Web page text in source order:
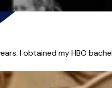
I obtained my HBO